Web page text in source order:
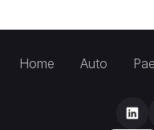
Home Auto